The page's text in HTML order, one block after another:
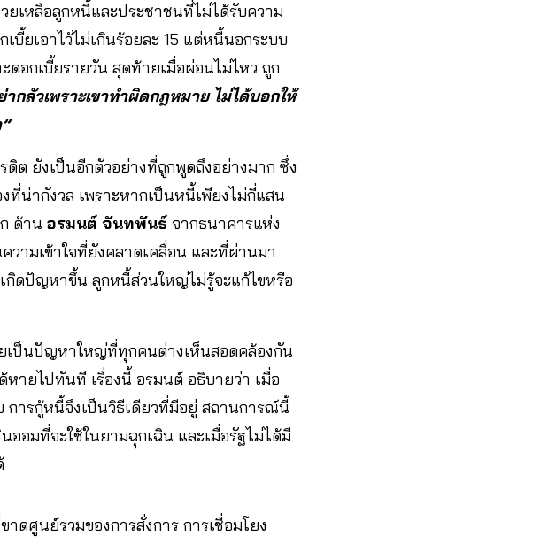
ยเหลือลูกหนี้และประชาชนที่ไม่ได้รับความ
บี้ยเอาไว้ไม่เกินร้อยละ 15 แต่หนี้นอกระบบ
อกเบี้ยรายวัน สุดท้ายเมื่อผ่อนไม่ไหว ถูก
กลัวเพราะเขาทำผิดกฎหมาย ไม่ได้บอกให้
ดิต ยังเป็นอีกตัวอย่างที่ถูกพูดถึงอย่างมาก ซึ่ง
น่ากังวล เพราะหากเป็นหนี้เพียงไม่กี่แสน
ด้าน อรมนต์ จันทพันธ์ จากธนาคารแห่ง
วามเข้าใจที่ยังคลาดเคลื่อน และที่ผ่านมา
กิดปัญหาขึ้น ลูกหนี้ส่วนใหญ่ไม่รู้จะแก้ไขหรือ
เป็นปัญหาใหญ่ที่ทุกคนต่างเห็นสอดคล้องกัน
ายไปทันที เรื่องนี้ อรมนต์ อธิบายว่า เมื่อ
การกู้หนี้จึงเป็นวิธีเดียวที่มีอยู่ สถานการณ์นี้
ออมที่จะใช้ในยามฉุกเฉิน และเมื่อรัฐไม่ได้มี
ดศูนย์รวมของการสั่งการ การเชื่อมโยง